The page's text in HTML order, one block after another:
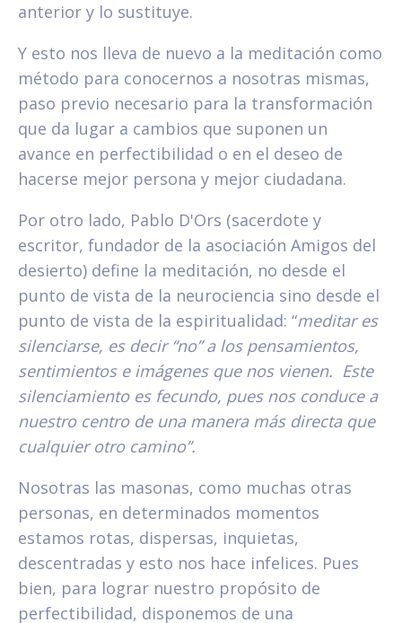
anterior y lo sustituye.
Y esto nos lleva de nuevo a la meditación como
método para conocernos a nosotras mismas,
paso previo necesario para la transformación
que da lugar a cambios que suponen un
avance en perfectibilidad o en el deseo de
hacerse mejor persona y mejor ciudadana.
Por otro lado, Pablo D'Ors (sacerdote y
escritor, fundador de la asociación Amigos del
desierto) define la meditación, no desde el
punto de vista de la neurociencia sino desde el
punto de vista de la espiritualidad: “meditar es
silenciarse, es decir “no” a los pensamientos,
sentimientos e imágenes que nos vienen. Este
silenciamiento es fecundo, pues nos conduce a
nuestro centro de una manera más directa que
cualquier otro camino”.
Nosotras las masonas, como muchas otras
personas, en determinados momentos
estamos rotas, dispersas, inquietas,
descentradas y esto nos hace infelices. Pues
bien, para lograr nuestro propósito de
perfectibilidad, disponemos de una